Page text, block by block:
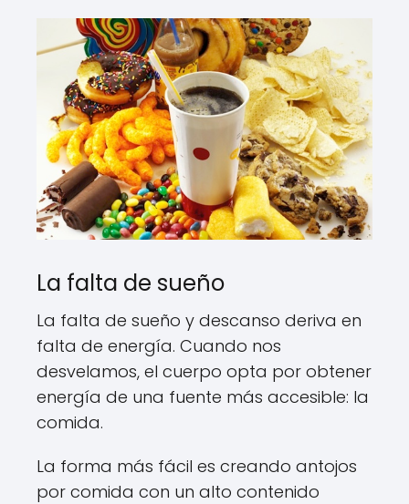
La falta de sueño
La falta de sueño y descanso deriva en
falta de energía. Cuando nos
desvelamos, el cuerpo opta por obtener
energía de una fuente más accesible: la
comida.
La forma más fácil es creando antojos
por comida con un alto contenido